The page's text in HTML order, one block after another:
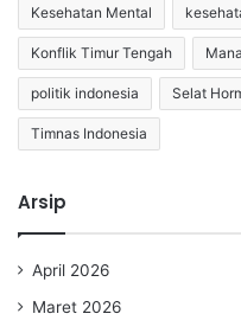
Kesehatan Mental
Konflik Timur Tengah
politik indonesia Selat
Timnas Indonesia
Arsip
April 2026
Maret 2026